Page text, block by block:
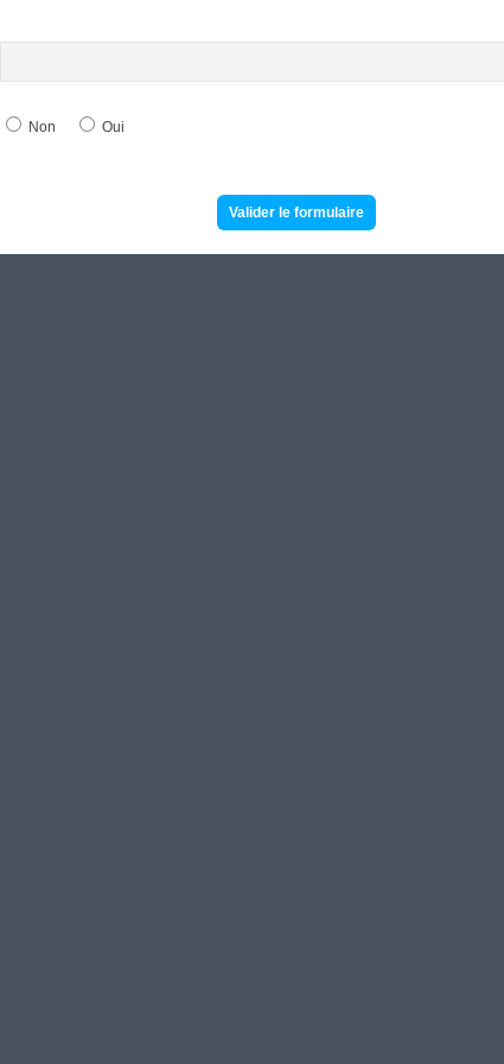
Non Oui
Valider le formulaire